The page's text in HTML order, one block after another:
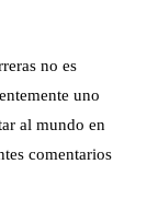
no es
uno
al mundo en
comentarios